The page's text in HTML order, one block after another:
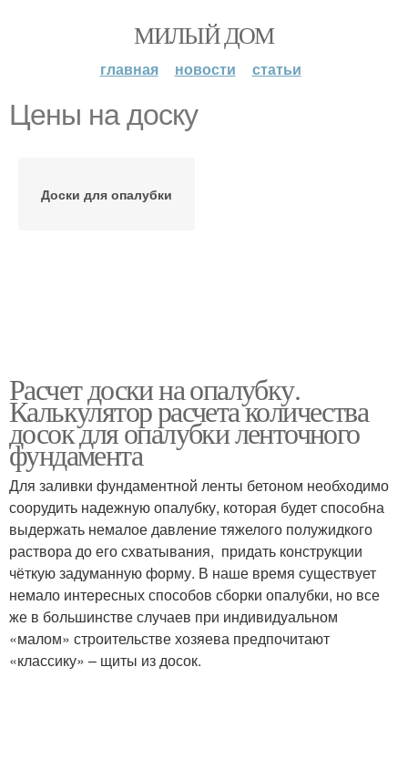
МИЛЫЙ ДОМ
главная новости статьи
Цены на доску
Доски для опалубки
Расчет доски на опалубку.
Калькулятор расчета количества
досок для опалубки ленточного
фундамента
Для заливки фундаментной ленты бетоном необходимо
соорудить надежную опалубку, которая будет способна
выдержать немалое давление тяжелого полужидкого
раствора до его схватывания, придать конструкции
чёткую задуманную форму. В наше время существует
немало интересных способов сборки опалубки, но все
же в большинстве случаев при индивидуальном
«малом» строительстве хозяева предпочитают
«классику» – щиты из досок.